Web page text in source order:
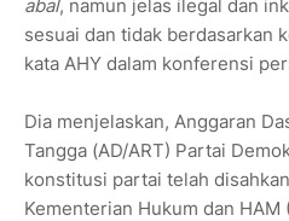
abal, namun jelas ilegal dan
sesuai dan tidak berdasarkan
kata AHY dalam konferensi
Dia menjelaskan, Anggaran
Tangga (AD/ART) Partai
konstitusi partai telah
Kementerian Hukum dan HAM